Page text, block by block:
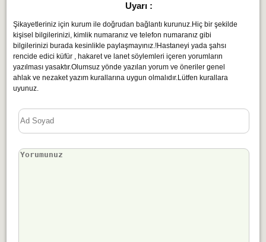
Uyarı :
Şikayetleriniz için kurum ile doğrudan bağlantı kurunuz.Hiç bir şekilde
kişisel bilgilerinizi, kimlik numaranız ve telefon numaranız gibi
bilgilerinizi burada kesinlikle paylaşmayınız.!Hastaneyi yada şahsı
rencide edici küfür , hakaret ve lanet söylemleri içeren yorumların
yazılması yasaktır.Olumsuz yönde yazılan yorum ve öneriler genel
ahlak ve nezaket yazım kurallarına uygun olmalıdır.Lütfen kurallara
uyunuz.